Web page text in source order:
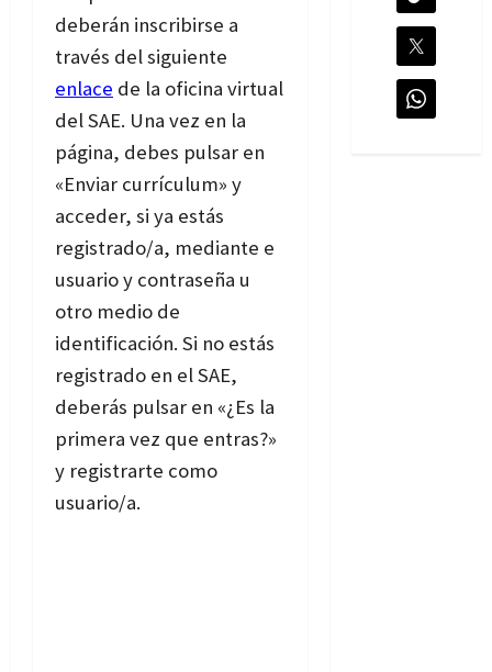
deberán inscribirse a
través del siguiente
enlace de la oficina virtual
del SAE. Una vez en la
página, debes pulsar en
«Enviar currículum» y
acceder, si ya estás
registrado/a, mediante e
usuario y contraseña u
otro medio de
identificación. Si no estás
registrado en el SAE,
deberás pulsar en «¿Es la
primera vez que entras?»
y registrarte como
usuario/a.